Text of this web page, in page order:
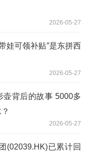
2026-05-27
娃可领补贴”是东拼西
2026-05-27
壶背后的故事 5000多
2026-05-27
(02039.HK)已累计回